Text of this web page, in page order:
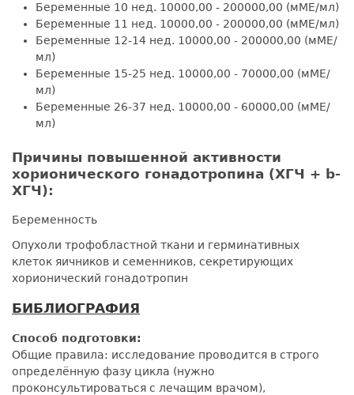
Беременные 10 нед. 10000,00 - 200000,00 (мМЕ/мл)
Беременные 11 нед. 10000,00 - 200000,00 (мМЕ/мл)
Беременные 12-14 нед. 10000,00 - 200000,00 (мМЕ/
мл)
Беременные 15-25 нед. 10000,00 - 70000,00 (мМЕ/
мл)
Беременные 26-37 нед. 10000,00 - 60000,00 (мМЕ/
мл)
Причины повышенной активности
хорионического гонадотропина (ХГЧ + b-
ХГЧ):
Беременность
Опухоли трофобластной ткани и герминативных
клеток яичников и семенников, секретирующих
хорионический гонадотропин
БИБЛИОГРАФИЯ
Способ подготовки:
Общие правила: исследование проводится в строго
определённую фазу цикла (нужно
проконсультироваться с лечащим врачом),